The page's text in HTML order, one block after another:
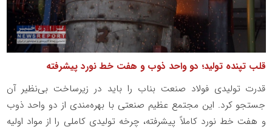
قلب تپنده تولید؛ دو واحد ذوب و هفت خط نورد پیشرفته
قدرت تولیدی فولاد صنعت بناب را باید در زیرساخت بی‌نظیر آن
جستجو کرد. این مجتمع عظیم صنعتی با بهره‌مندی از دو واحد ذوب
و هفت خط نورد کاملاً پیشرفته، چرخه تولیدی کاملی را از مواد اولیه